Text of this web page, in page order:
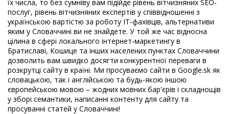
їх числа, то без сумніву вам підійде рівень вітчизняних SEO-
послуг, рівень вітчизняних експертів у співвідношенні з
українською вартістю за роботу IT-фахівців, альтернативи
яким у Словаччині ви не знайдете. У той же час відносна
цілина в сфері локального інтернет-маркетингу в
Братиславі, Кошице та інших населених пунктах Словаччини
дозволить вам швидко досягти конкурентної переваги в
розкрутці сайту в країні. Ми просуваємо сайти в Google.sk як
словацькою, так і англійською та будь-якою іншою
європейською мовою – жодних мовних бар'єрів і складнощів
у зборі семантики, написанні контенту для сайту та
просуванні статей у Словаччині!